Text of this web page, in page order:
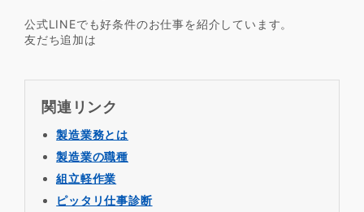
公式LINEでも好条件のお仕事を紹介しています。
友だち追加は
関連リンク
製造業務とは
製造業の職種
組立軽作業
ピッタリ仕事診断